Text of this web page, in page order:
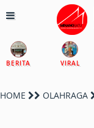
BERITA VIRAL
HOME OLAHRAGA